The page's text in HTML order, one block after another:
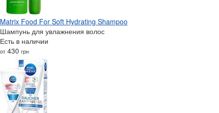
Matrix Food For Soft Hydrating Shampoo
Шампунь для увлажнения волос
Есть в наличии
от 430 грн